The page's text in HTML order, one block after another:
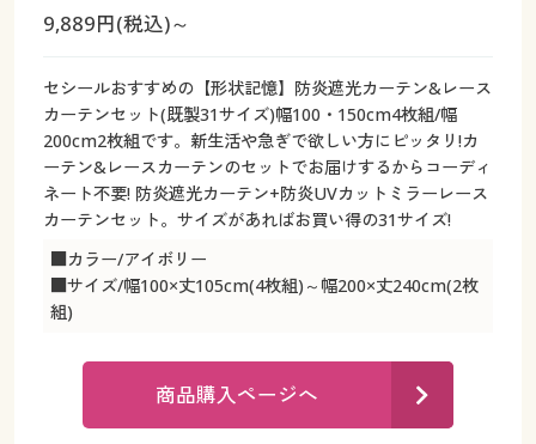
カタログ無料プレゼント
会員メニュー
マイページ
閲覧履歴
お気に入り
会員メニュー
マイページ
閲覧履歴
お気に入り
サポート
ご利用ガイド
よくある質問とお問い合わせ
9,889円(税込)～
セシールおすすめの【形状記憶】防炎遮光カーテン&レース
カーテンセット(既製31サイズ)幅100・150cm4枚組/幅
200cm2枚組です。新生活や急ぎで欲しい方にピッタリ!カ
ーテン&レースカーテンのセットでお届けするからコーディ
ネート不要! 防炎遮光カーテン+防炎UVカットミラーレース
カーテンセット。サイズがあればお買い得の31サイズ!
■カラー/アイボリー
■サイズ/幅100×丈105cm(4枚組)～幅200×丈240cm(2枚
組)
商品購入ページへ